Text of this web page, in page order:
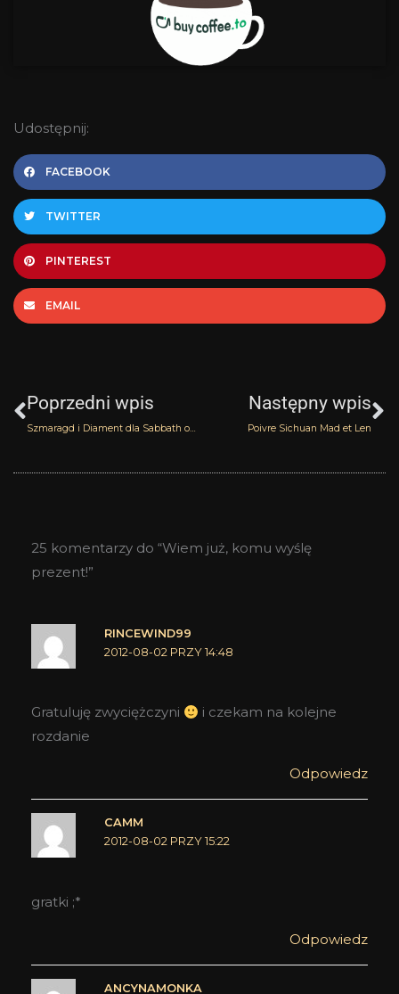
Udostępnij:
FACEBOOK
TWITTER
PINTEREST
EMAIL
Poprzedni wpis
Szmaragd i Diament dla Sabbath of Senses: próbki Ramon Molvizar i Cuarzo Signature
Następny wpis
Poivre Sichuan Mad et Len
25 komentarzy do “Wiem już, komu wyślę
prezent!”
RINCEWIND99
2012-08-02 PRZY 14:48
Gratuluję zwyciężczyni
i czekam na kolejne
rozdanie
Odpowiedz
CAMM
2012-08-02 PRZY 15:22
gratki ;*
Odpowiedz
ANCYNAMONKA